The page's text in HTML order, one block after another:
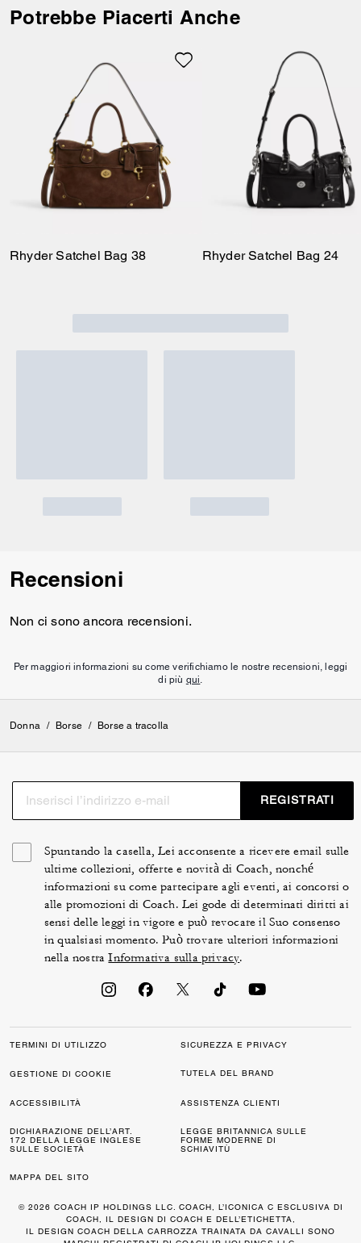
e l’iconica chiusura clic clac,
Dotata di una chiusura con
cerniera sicura e di una tasca
esterna per avere ciò che più ti
occorre sempre a portata di
mano, si può portare
impugnando i manici superiori
oppure a spalla o a bandoliera
agganciando le tracolle
Potrebbe Piacerti Anche
Rhyder Satchel Bag 38 Rhyder Satchel Bag 24
Recensioni
Non ci sono ancora recensioni.
Per maggiori informazioni su come verifichiamo le nostre recensioni, leggi
di più qui
Donna / Borse / Borse a tracolla
REGISTRATI
Spuntando la casella, Lei acconsente a ricevere email sulle
ultime collezioni, offerte e novità di Coach, nonché
informazioni su come partecipare agli eventi, ai concorsi o
alle promozioni di Coach. Lei gode di determinati diritti ai
sensi delle leggi in vigore e può revocare il Suo consenso
in qualsiasi momento. Può trovare ulteriori informazioni
nella nostraInformativa sulla privacy.
TERMINI DI UTILIZZO SICUREZZA E PRIVACY
GESTIONE DI COOKIE TUTELA DEL BRAND
ACCESSIBILITÀ ASSISTENZA CLIENTI
DICHIARAZIONE DELL’ART.
172 DELLA LEGGE INGLESE
SULLE SOCIETÀ
LEGGE BRITANNICA SULLE
FORME MODERNE DI
SCHIAVITÙ
MAPPA DEL SITO
© 2026 COACH IP HOLDINGS LLC. COACH, L’ICONICA C ESCLUSIVA DI
COACH, IL DESIGN DI COACH E DELL’ETICHETTA,
IL DESIGN COACH DELLA CARROZZA TRAINATA DA CAVALLI SONO